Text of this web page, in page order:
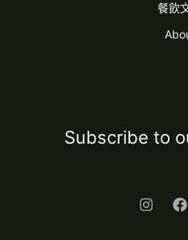
餐飲
Subscribe to